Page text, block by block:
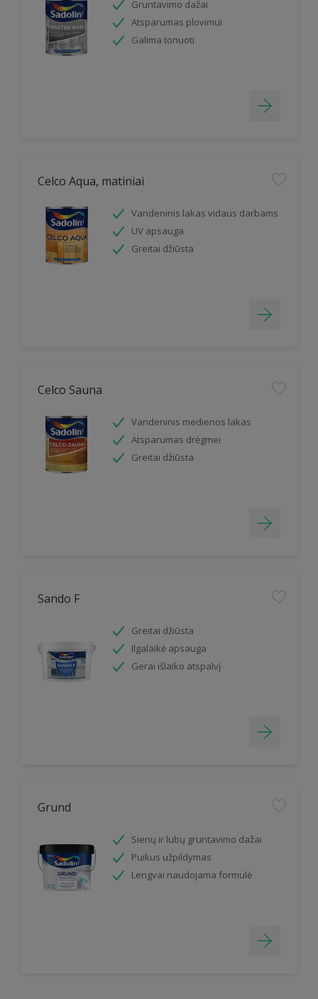
Gruntavimo dažai
Atsparumas plovimui
Galima tonuoti
Celco Aqua, matiniai
Vandeninis lakas vidaus darbams
UV apsauga
Greitai džiūsta
Celco Sauna
Vandeninis medienos lakas
Atsparumas drėgmei
Greitai džiūsta
Sando F
Greitai džiūsta
Ilgalaikė apsauga
Gerai išlaiko atspalvį
Grund
Sienų ir lubų gruntavimo dažai
Puikus užpildymas
Lengvai naudojama formulė